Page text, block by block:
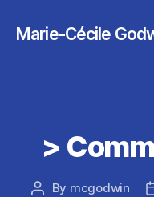
Marie-Cécile
>
Post
By mcgodwin